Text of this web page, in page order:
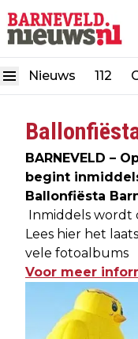
Nieuws 112
BARNEVELD –
begint
Ballonfiësta
Inmiddels wordt
Lees hier het
vele fotoalbums
Voor meer